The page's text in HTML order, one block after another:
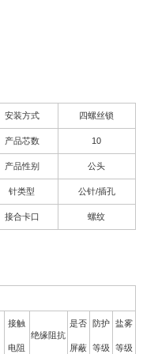
安装方式 四螺丝锁
产品芯数 10
产品性别 公头
针类型 公针/插孔
接合卡口 螺纹
接触
电阻
绝缘阻抗
是否
屏蔽
防护
等级
盐雾
等级